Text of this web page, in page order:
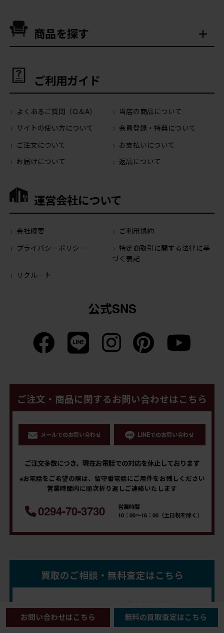
商品を探す
ご利用ガイド
よくあるご質問（Q＆A）
当店の商品について
サイトの使い方について
会員登録・特典について
ご注文について
お支払いについて
お届けについて
返品について
運営会社について
会社概要
ご利用規約
プライバシーポリシー
特定商取引に関する法律に基
づく表記
リクルート
公式SNS
ご注文・商品に関するお問い合わせはこちら
メールでのお問い合わせ LINEでのお問い合わせ
ご注文多数につき、現在お電話での対応を休止しております
※お電話をご希望の際は、留守番電話にご用件をお残しください
営業時間内に順次折り返しご連絡いたします
0294-70-3730
営業時間
10：00～16：00（土日祝を除く）
買取のご相談・無料査定はこちら
フリーダイヤル
0120-971-794
買取鑑定士直通携帯電話
090-2495-4483
お問い合わせはこちら 無料の買取査定はこちら